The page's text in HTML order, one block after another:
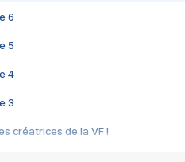
6
5
4
3
créatrices de la VF !